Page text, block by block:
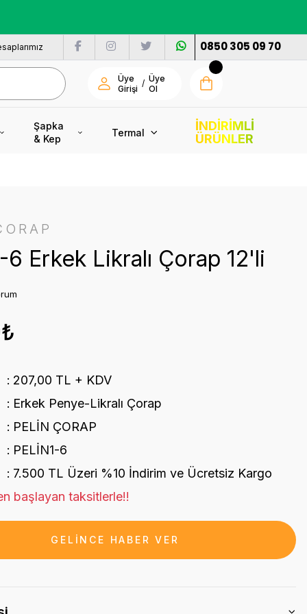
0850 305 09 70
Üye
Girişi
/ Üye
Ol
Şapka
& Kep
Termal
İNDİRİMLİ
ÜRÜNLER
6 Erkek Likralı Çorap 12'li
207,00 TL + KDV
Erkek Penye-Likralı Çorap
PELİN ÇORAP
PELİN1-6
7.500 TL Üzeri %10 İndirim ve Ücretsiz Kargo
başlayan taksitlerle!!
GELİNCE HABER VER